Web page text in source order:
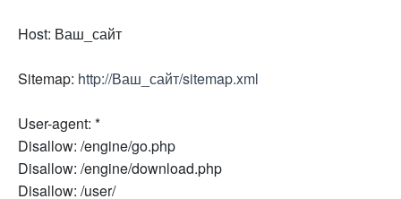
Host: Ваш_сайт
Sitemap: http://Ваш_сайт/sitemap.xml
User-agent: *
Disallow: /engine/go.php
Disallow: /engine/download.php
Disallow: /user/